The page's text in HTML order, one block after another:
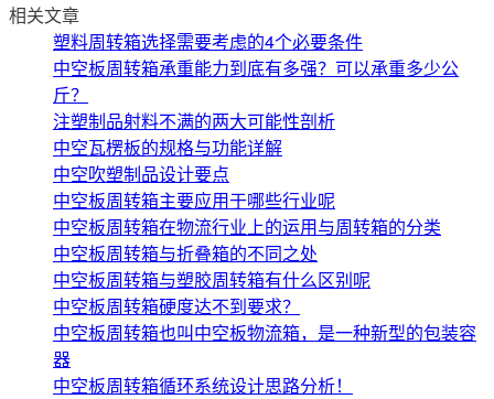
相关文章
塑料周转箱选择需要考虑的4个必要条件
中空板周转箱承重能力到底有多强？可以承重多少公
斤？
注塑制品射料不满的两大可能性剖析
中空瓦楞板的规格与功能详解
中空吹塑制品设计要点
中空板周转箱主要应用于哪些行业呢
中空板周转箱在物流行业上的运用与周转箱的分类
中空板周转箱与折叠箱的不同之处
中空板周转箱与塑胶周转箱有什么区别呢
中空板周转箱硬度达不到要求？
中空板周转箱也叫中空板物流箱，是一种新型的包装容
器
中空板周转箱循环系统设计思路分析！